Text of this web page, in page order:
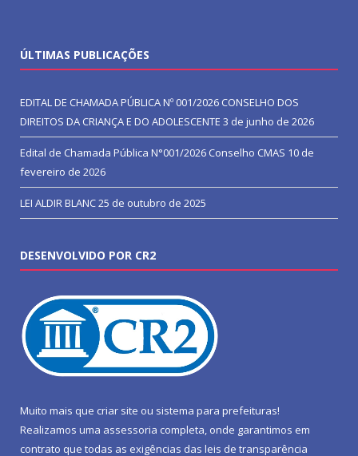
ÚLTIMAS PUBLICAÇÕES
EDITAL DE CHAMADA PÚBLICA Nº 001/2026 CONSELHO DOS
DIREITOS DA CRIANÇA E DO ADOLESCENTE 3 de junho de 2026
Edital de Chamada Pública N°001/2026 Conselho CMAS 10 de
fevereiro de 2026
LEI ALDIR BLANC25 de outubro de 2025
DESENVOLVIDO POR CR2
Muito mais que criar site ou sistema para prefeituras!
Realizamos uma assessoria completa, onde garantimos em
contrato que todas as exigências das leis de transparência